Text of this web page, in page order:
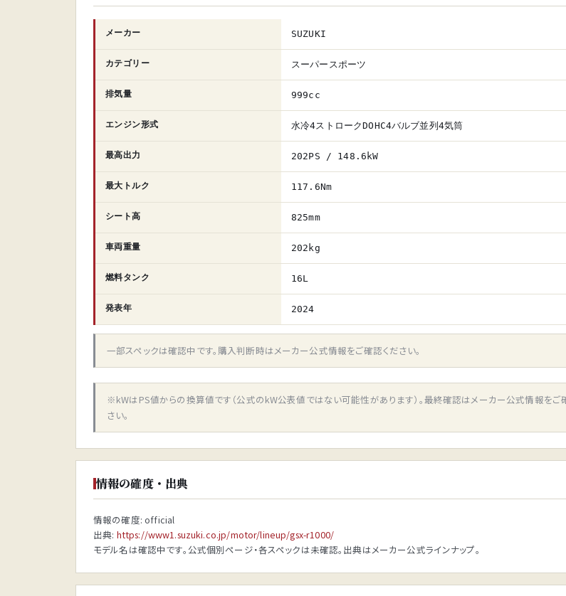
メーカー SUZUKI
カテゴリー スーパースポーツ
排気量 999cc
エンジン形式 水冷4ストロークDOHC4バルブ並列4気筒
最高出力 202PS / 148.6kW
最大トルク 117.6Nm
シート高 825mm
車両重量 202kg
燃料タンク 16L
発表年 2024
一部スペックは確認中です。購入判断時はメーカー公式情報をご確認ください。
※kWはPS値からの換算値です（公式のkW公表値ではない可能性があります）。最終確認はメーカー公式情報をご
さい。
情報の確度・出典
情報の確度: official
出典: https://www1.suzuki.co.jp/motor/lineup/gsx-r1000/
モデル名は確認中です。公式個別ページ・各スペックは未確認。出典はメーカー公式ラインナップ。